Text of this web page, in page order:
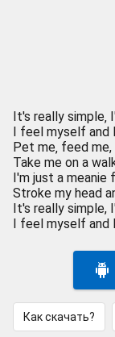
It's really simple‚
I feel myself and
Pet me‚ feed
Take me on a
I'm just a meanie
Stroke my head
It's really simple,
I feel myself and
Как скачать?